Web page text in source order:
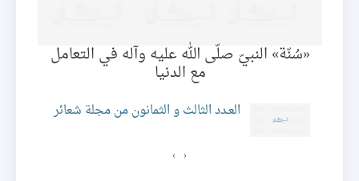
«سُنّة» النبيّ صلّى الله عليه وآله في التعامل
مع الدنيا
العـدد الثالث و الثمانون من مجلة شعائر
‹
›